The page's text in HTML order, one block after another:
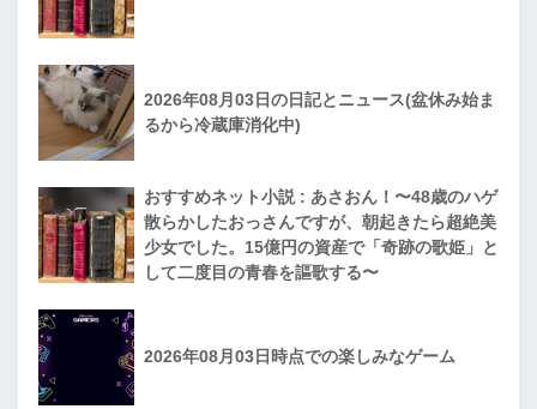
2026年08月03日の日記とニュース(盆休み始ま
るから冷蔵庫消化中)
おすすめネット小説 : あさおん！〜48歳のハゲ
散らかしたおっさんですが、朝起きたら超絶美
少女でした。15億円の資産で「奇跡の歌姫」と
して二度目の青春を謳歌する〜
2026年08月03日時点での楽しみなゲーム